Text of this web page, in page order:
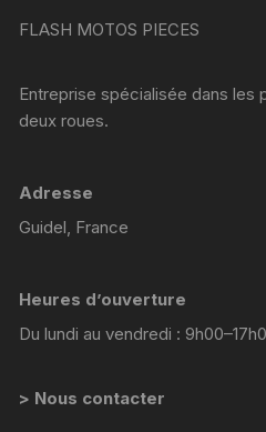
FLASH MOTOS PIECES
Entreprise spécialisée dans les
deux roues.
Adresse
Guidel, France
Heures d’ouverture
Du lundi au vendredi :
> Nous contacter